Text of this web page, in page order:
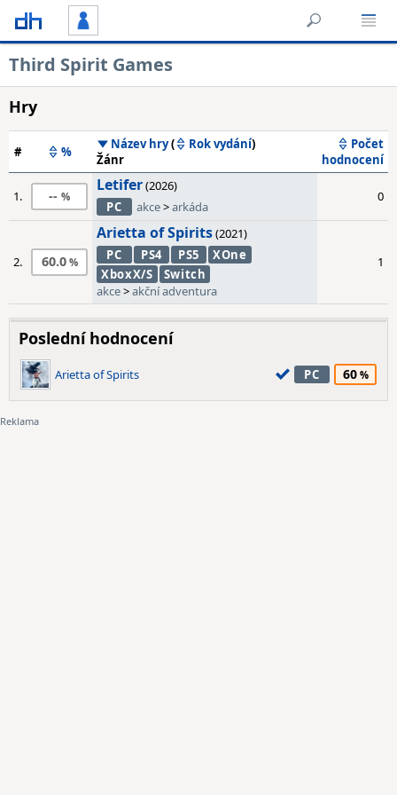
Third Spirit Games
Hry
# % Název hry( Rok vydání)
Žánr
Počet
hodnocení
1. --
Letifer(2026)
PC
akce>arkáda
0
2. 60.0
Arietta of Spirits(2021)
PC
PS4 PS5
XOne
XboxX/S
Switch
akce>akční adventura
1
Poslední hodnocení
Arietta of Spirits PC 60